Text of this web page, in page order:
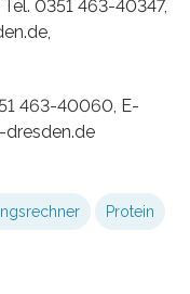
0351 463-40347,
463-40060, E-
dresden.de
Protein